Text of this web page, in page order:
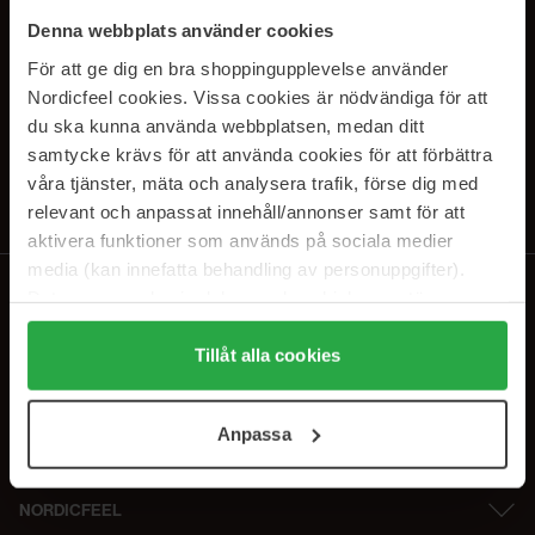
Denna webbplats använder cookies
För att ge dig en bra shoppingupplevelse använder
Nordicfeel cookies. Vissa cookies är nödvändiga för att
du ska kunna använda webbplatsen, medan ditt
samtycke krävs för att använda cookies för att förbättra
våra tjänster, mäta och analysera trafik, förse dig med
relevant och anpassat innehåll/annonser samt för att
aktivera funktioner som används på sociala medier
media (kan innefatta behandling av personuppgifter).
Genom att trycka på "Tillåt alla cookies" accepterar du
alla cookies, medan du under "Detaljer" kan anpassa
användningen av cookies. Du kan när som helst återkalla
samt vår Integritetspolicy.
Tillåt alla cookies
Anpassa
PRENUMERERA PÅ VÅRA
NYHETSBREV
E-postadress
Genom att prenumerera accepterar du vårIntegritetspolicy.
NORDICFEEL